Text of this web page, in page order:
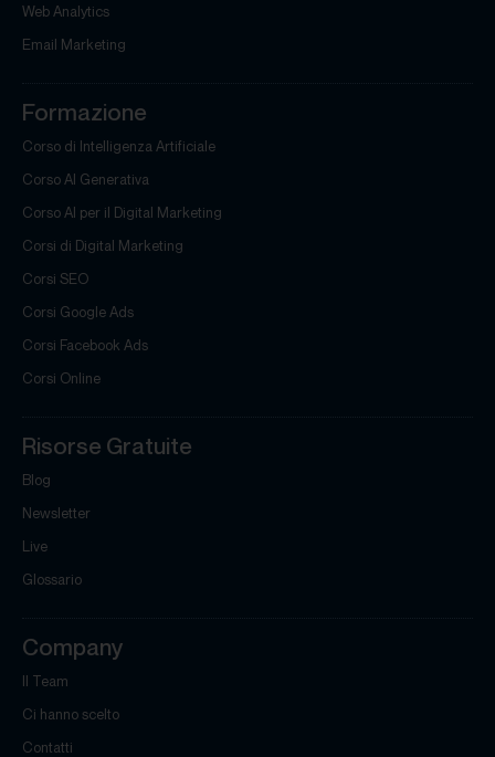
Web Analytics
Email Marketing
Formazione
Corso di Intelligenza Artificiale
Corso AI Generativa
Corso AI per il Digital Marketing
Corsi di Digital Marketing
Corsi SEO
Corsi Google Ads
Corsi Facebook Ads
Corsi Online
Risorse Gratuite
Blog
Newsletter
Live
Glossario
Company
Il Team
Ci hanno scelto
Contatti